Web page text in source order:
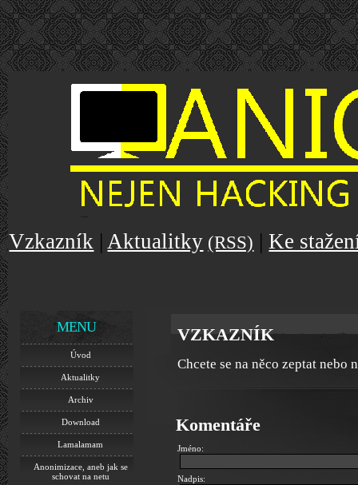
Vzkazník |Aktualitky (RSS) |Ke
MENU
Úvod
Aktualitky
Archiv
Download
Lamalamam
Anonimizace, aneb jak se
schovat na netu
VZKAZNÍK
Chcete se na něco zeptat nebo
Komentáře
Jméno:
Nadpis: